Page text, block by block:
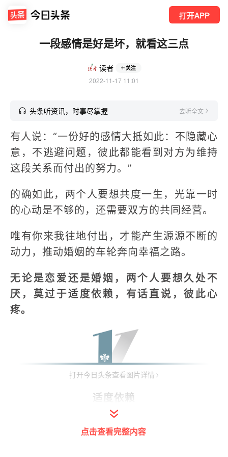
打开APP
一段感情是好是坏，就看这三点
读者 关注
2022-11-17 11:01
头条听资讯，时事尽掌握 去听全文
有人说：“一份好的感情大抵如此：不隐藏心
意，不逃避问题，彼此都能看到对方为维持
这段关系而付出的努力。”
的确如此，两个人要想共度一生，光靠一时
的心动是不够的，还需要双方的共同经营。
唯有你来我往地付出，才能产生源源不断的
动力，推动婚姻的车轮奔向幸福之路。
无论是恋爱还是婚姻，两个人要想久处不
厌，莫过于适度依赖，有话直说，彼此心
疼。
打开今日头条查看图片详情
适度依赖
有人觉得，在感情里独立，就该泾渭分明，
点击查看完整内容